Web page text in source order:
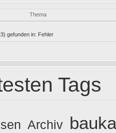
Thema
gefunden in: Fehler
Tags
Archiv